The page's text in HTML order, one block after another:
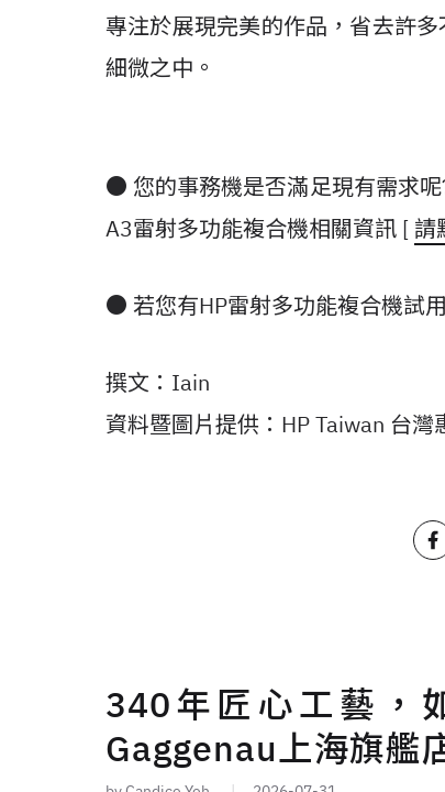
專注於展現完美的作品，省去許
細微之中。
● 您的事務機是否滿足現有需求
A3雷射多功能複合機相關資訊 [ 請
● 若您有HP雷射多功能複合機試
撰文：Iain
資料暨圖片提供：HP Taiwan 台灣
340年匠心工藝，
Gaggenau上海旗艦